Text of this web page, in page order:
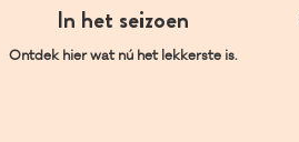
In het seizoen
Ontdek hier wat nú het lekkerste is.